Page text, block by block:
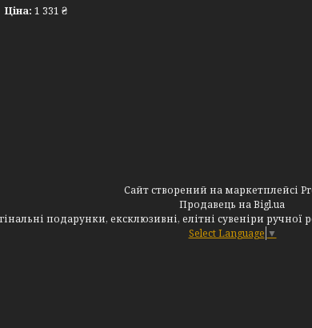
Ціна: 1 331 ₴
Сайт створений на маркетплейсі
Продавець на Bigl.ua
Select Language ▼